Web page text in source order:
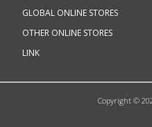
GLOBAL ONLINE STORES
OTHER ONLINE STORES
LINK
Copyright ©